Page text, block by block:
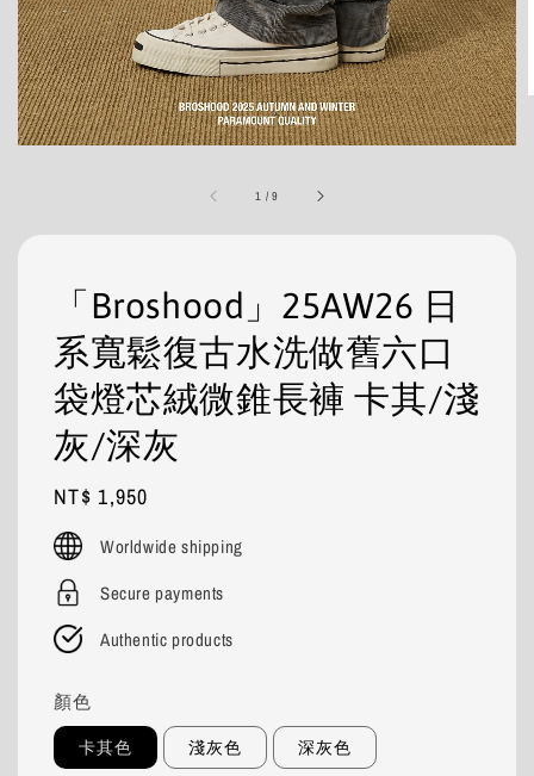
1 /9
「Broshood」25AW26 日
系寬鬆復古水洗做舊六口
袋燈芯絨微錐長褲 卡其/淺
灰/深灰
Regular
price
NT$ 1,950
Worldwide shipping
Secure payments
Authentic products
顏色
卡其色 淺灰色 深灰色